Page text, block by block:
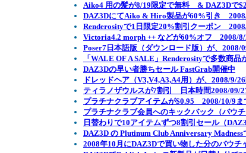
Aiko4 用の髪が8/19限定で無料 & DAZ3Dで
DAZ3DにてAiko & Hiro製品が60%引き
Renderosityで1日限定20%割引クーポン
Victoria4.2 morph ++ などが60%オフ 2008/
Poser7日本語版（ダウンロード版）が、
「WALE OF A SALE」Renderosityで多数商
DAZ3Dの早い者勝ちセール FastGrab開催中
ドレッドヘア（V3,V4,A3,A4用）が、2008/9/
ティラノザウルスが7割引 日本時間2008/09/
プラチナクラブアイテムが$0.95 2008/10/9
プラチナクラブ会員へのキックバック（バウ
日替わりで10アイテムずつ8割引セール（
DAZ3D の Plutinum Club Anniversary Madness
2008年10月にDAZ3Dで買い物した分のバウチ